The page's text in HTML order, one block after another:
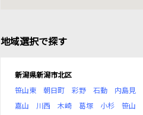
地域選択で探す
新潟県新潟市北区
笹山東
朝日町 彩野 石動 内島見
嘉山
川西 木崎 葛塚 小杉 笹山